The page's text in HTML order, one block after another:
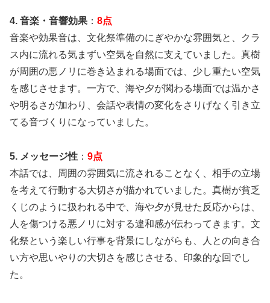
4. 音楽・音響効果 ： 8点
音楽や効果音は、文化祭準備のにぎやかな雰囲気と、クラ
ス内に流れる気まずい空気を自然に支えていました。真樹
が周囲の悪ノリに巻き込まれる場面では、少し重たい空気
を感じさせます。一方で、海や夕が関わる場面では温かさ
や明るさが加わり、会話や表情の変化をさりげなく引き立
てる音づくりになっていました。
5. メッセージ性 ： 9点
本話では、周囲の雰囲気に流されることなく、相手の立場
を考えて行動する大切さが描かれていました。真樹が貧乏
くじのように扱われる中で、海や夕が見せた反応からは、
人を傷つける悪ノリに対する違和感が伝わってきます。文
化祭という楽しい行事を背景にしながらも、人との向き合
い方や思いやりの大切さを感じさせる、印象的な回でし
た。